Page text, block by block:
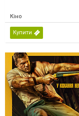
Кіно
Купити